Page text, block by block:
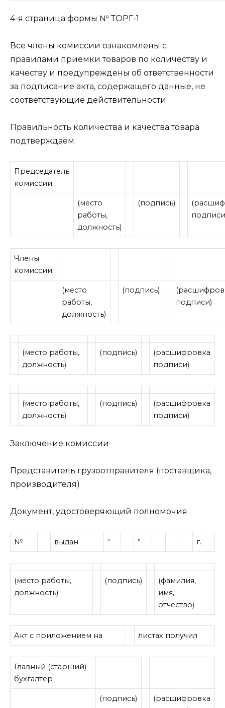
4-я страница формы № ТОРГ-1
Все члены комиссии ознакомлены с
правилами приемки товаров по количеству и
качеству и предупреждены об ответственности
за подписание акта, содержащего данные, не
соответствующие действительности.
Правильность количества и качества товара
подтверждаем:
Председатель
комиссии
(место
работы,
должность)
(подпись)
Члены
комиссии:
(место
работы,
должность)
(подпись)
подписи)
(место работы,
должность)
(подпись)
(расшифровка
подписи)
(место работы,
должность)
(подпись)
(расшифровка
подписи)
Заключение комиссии
Представитель грузоотправителя (поставщика,
производителя)
Документ, удостоверяющий полномочия
№ выдан “ ” г.
(место работы,
должность)
(подпись)
(фамилия,
имя,
отчество)
Акт с приложением на листах получил
Главный (старший)
бухгалтер
(подпись)
(расшифровка